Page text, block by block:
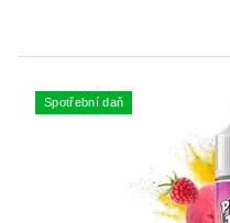
Spotřební daň